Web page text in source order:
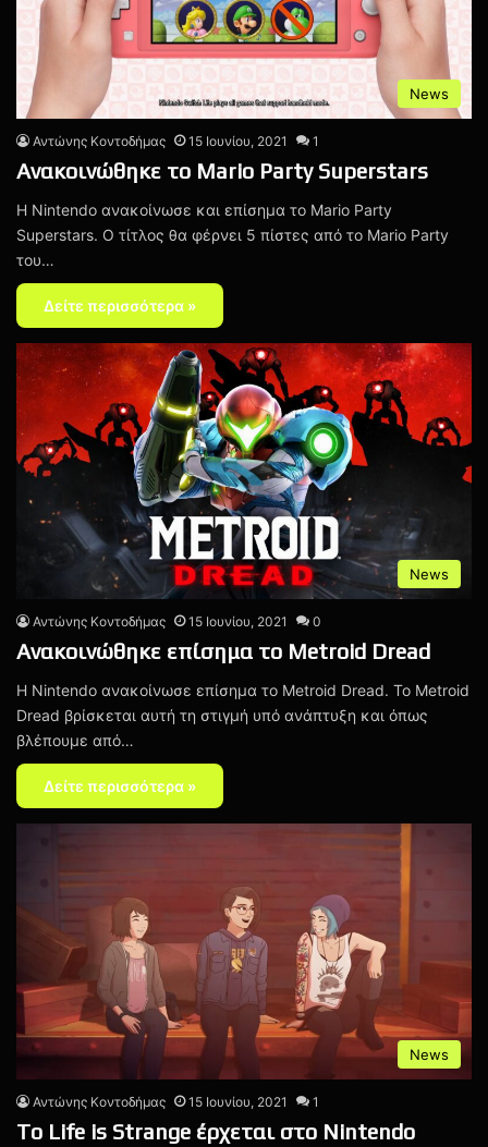
News
Αντώνης Κοντοδήμας 15 Ιουνίου, 2021 1
Ανακοινώθηκε το Mario Party Superstars
Η Nintendo ανακοίνωσε και επίσημα το Mario Party
Superstars. Ο τίτλος θα φέρνει 5 πίστες από το Mario Party
του…
Δείτε περισσότερα »
News
Αντώνης Κοντοδήμας 15 Ιουνίου, 2021 0
Ανακοινώθηκε επίσημα το Metroid Dread
H Nintendo ανακοίνωσε επίσημα το Metroid Dread. Το Metroid
Dread βρίσκεται αυτή τη στιγμή υπό ανάπτυξη και όπως
βλέπουμε από…
Δείτε περισσότερα »
News
Αντώνης Κοντοδήμας 15 Ιουνίου, 2021 1
Tο Life is Strange έρχεται στο Nintendo